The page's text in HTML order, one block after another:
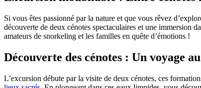
Si vous êtes passionné par la nature et que vous rêvez
découverte de deux cénotes spectaculaires et une immersion
amateurs de snorkeling et les familles en quête d’émotions !
Découverte des cénotes : Un voyage
L’excursion débute par la visite de deux cénotes, ces